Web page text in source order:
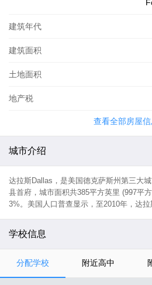
建筑年代
建筑面积
土地面积
地产税
查看全部房屋信
城市介绍
达拉斯Dallas，是美国德克萨斯州第三大
县首府，城市面积共385平方英里 (997平
3%。美国人口普查显示，至2010年，达
学校信息
分配学校 附近高中